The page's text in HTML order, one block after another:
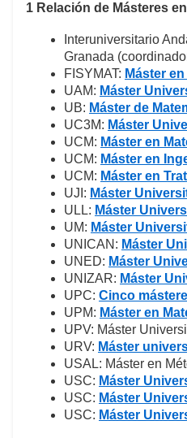
1 Relación de Másteres
Interuniversitario
Granada
FISYMAT: Máster
UAM: Máster
UB: Máster de
UC3M: Máster
UCM: Máster en
UCM: Máster en
UCM: Máster en
UJI: Máster
ULL: Máster
UM: Máster
UNICAN: Máster
UNED: Máster
UNIZAR: Máster
UPC: Cinco
UPM: Máster en
UPV: Máster
URV: Máster
USAL: Máster en
USC: Máster
USC: Máster
USC: Máster